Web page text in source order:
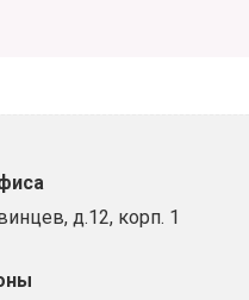
д.12, корп. 1